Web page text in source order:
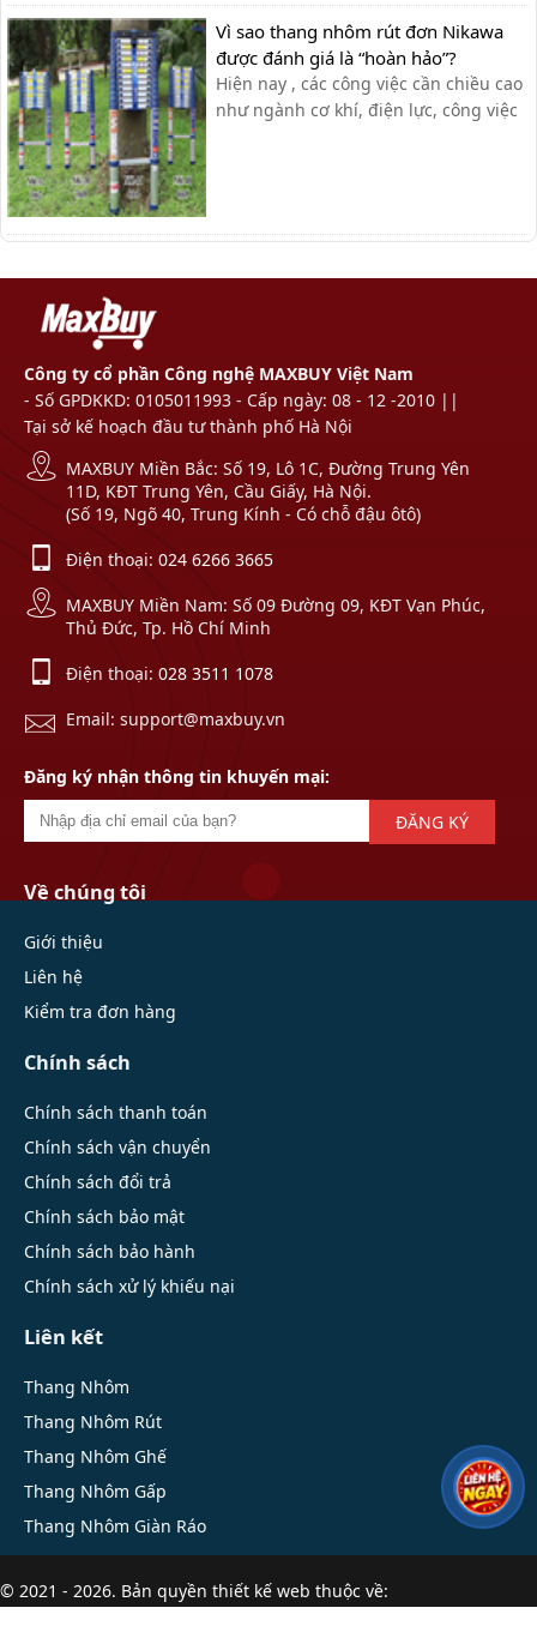
gọn, tiện ích, độ an toàn đạt tiêu ...
Vì sao thang nhôm rút đơn Nikawa
được đánh giá là “hoàn hảo”?
Hiện nay , các công việc cần chiều cao
như ngành cơ khí, điện lực, công việc
phải ai cũng có thể dễ [&hel...
Công ty cổ phần Công nghệ MAXBUY Việt Nam
- Số GPDKKD: 0105011993 - Cấp ngày: 08 - 12 -2010 ||
Tại sở kế hoạch đầu tư thành phố Hà Nội
MAXBUY Miền Bắc: Số 19, Lô 1C, Đường Trung Yên
11D, KĐT Trung Yên, Cầu Giấy, Hà Nội.
(Số 19, Ngõ 40, Trung Kính - Có chỗ đậu ôtô)
Điện thoại: 024 6266 3665
MAXBUY Miền Nam: Số 09 Đường 09, KĐT Vạn Phúc,
Thủ Đức, Tp. Hồ Chí Minh
Điện thoại: 028 3511 1078
Email: support@maxbuy.vn
Đăng ký nhận thông tin khuyến mại:
ĐĂNG KÝ
Về chúng tôi
Giới thiệu
Liên hệ
Kiểm tra đơn hàng
Chính sách
Chính sách thanh toán
Chính sách vận chuyển
Chính sách đổi trả
Chính sách bảo mật
Chính sách bảo hành
Chính sách xử lý khiếu nại
Liên kết
Thang Nhôm
Thang Nhôm Rút
Thang Nhôm Ghế
Thang Nhôm Gấp
Thang Nhôm Giàn Ráo
© 2021 - 2026. Bản quyền thiết kế web thuộc về:
thangnhomrut.net.